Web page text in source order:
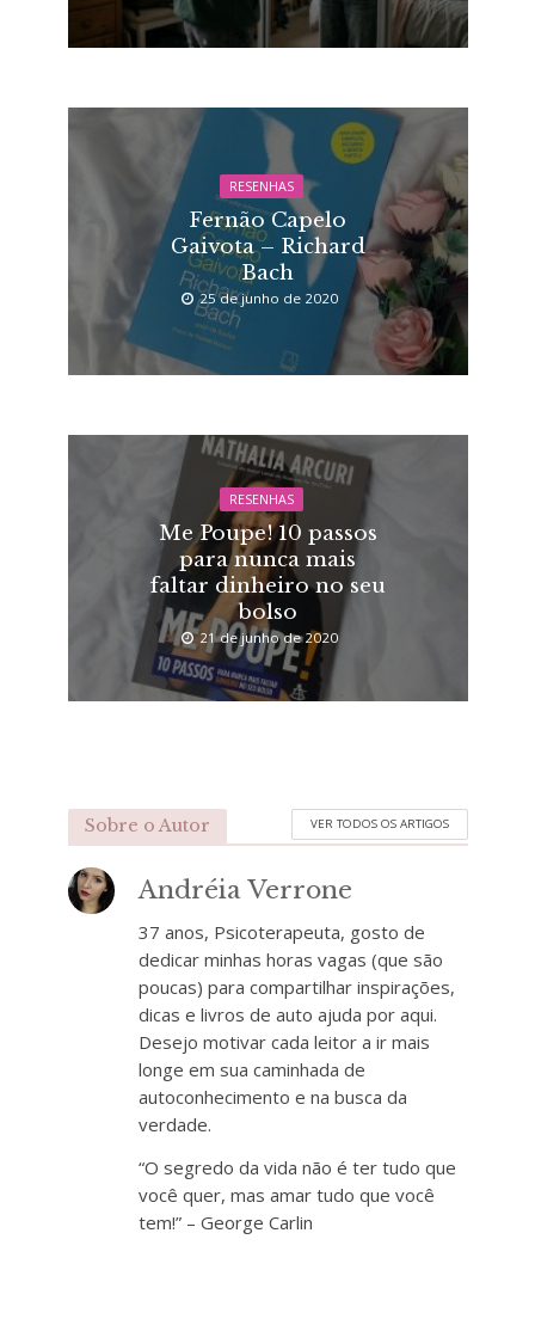
RESENHAS
Fernão Capelo
Gaivota – Richard
Bach
25 de junho de 2020
RESENHAS
Me Poupe! 10 passos
para nunca mais
faltar dinheiro no seu
bolso
21 de junho de 2020
Sobre o Autor VER TODOS OS ARTIGOS
Andréia Verrone
37 anos, Psicoterapeuta, gosto de
dedicar minhas horas vagas (que são
poucas) para compartilhar inspirações,
dicas e livros de auto ajuda por aqui.
Desejo motivar cada leitor a ir mais
longe em sua caminhada de
autoconhecimento e na busca da
verdade.
“O segredo da vida não é ter tudo que
você quer, mas amar tudo que você
tem!” – George Carlin